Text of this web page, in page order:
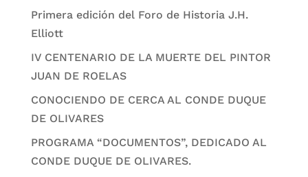
Primera edición del Foro de Historia J.H.
Elliott
IV CENTENARIO DE LA MUERTE DEL PINTOR
JUAN DE ROELAS
CONOCIENDO DE CERCA AL CONDE DUQUE
DE OLIVARES
PROGRAMA “DOCUMENTOS”, DEDICADO AL
CONDE DUQUE DE OLIVARES.